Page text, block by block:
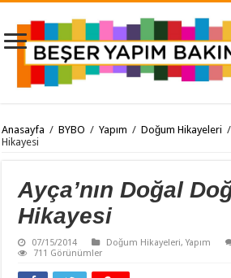
Anasayfa / BYBO / Yapım / Doğum Hikayeleri /
Hikayesi
Ayça’nın Doğal
Hikayesi
07/15/2014 Doğum Hikayeleri,Yapım
711 Görünümler